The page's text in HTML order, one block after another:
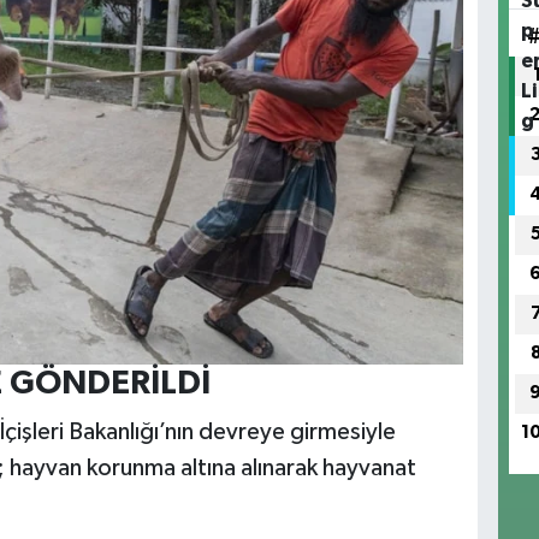
Bakanlığı’nın devreye girmesiyle
korunma altına alınarak hayvanat